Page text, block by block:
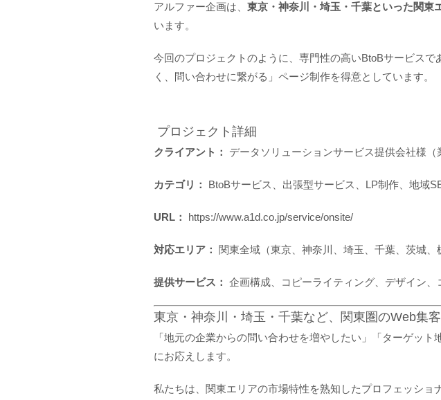
アルファー企画は、 東京・神奈川・埼玉・千葉といった関東
います。
今回のプロジェクトのように、専門性の高いBtoBサービス
く、問い合わせに繋がる」ページ制作を得意としています。
プロジェクト詳細
クライアント： データソリューションサービス提供会社様（
カテゴリ： BtoBサービス、出張型サービス、LP制作、地域
URL： https://www.a1d.co.jp/service/onsite/
対応エリア： 関東全域（東京、神奈川、埼玉、千葉、茨城、
提供サービス： 企画構成、コピーライティング、デザイン、
東京・神奈川・埼玉・千葉など、関東圏のWeb集
「地元の企業からの問い合わせを増やしたい」「ターゲッ
にお応えします。
私たちは、関東エリアの市場特性を熟知したプロフェッシ